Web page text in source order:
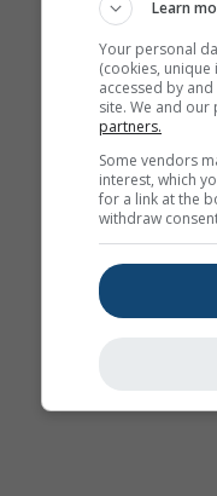
Learn
Your personal
(cookies,
accessed by
site. We and
partners.
Some vendors
interest, which
for a link at the
withdraw